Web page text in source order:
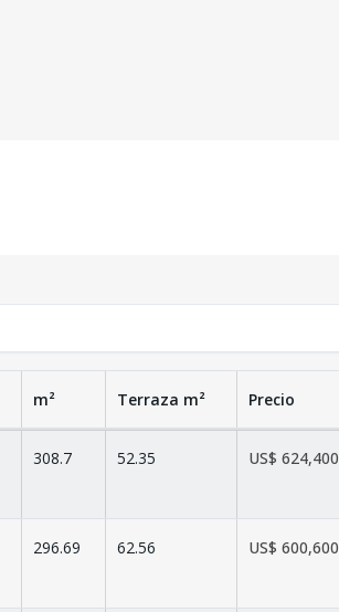
m² Terraza m² Precio
308.7 52.35 US$ 624,400
296.69 62.56 US$ 600,600